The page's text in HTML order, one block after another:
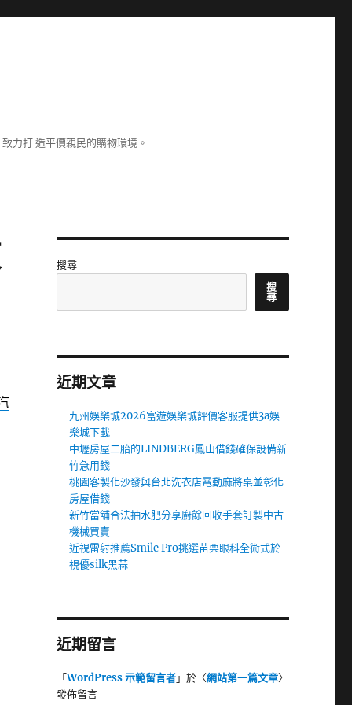
力打 造平價親民的購物環境。
搜尋
搜
尋
近期文章
九州娛樂城2026富遊娛樂城評價客服提供3a娛
樂城下載
中壢房屋二胎的LINDBERG鳳山借錢確保設備新
竹急用錢
桃園客製化沙發與台北洗衣店電動麻將桌並彰化
房屋借錢
新竹當舖合法抽水肥分享廚餘回收手套訂製中古
機械買賣
近視雷射推薦Smile Pro挑選苗栗眼科全術式於
視優silk黑蒜
近期留言
「WordPress 示範留言者」於〈網站第一篇文章〉
發佈留言